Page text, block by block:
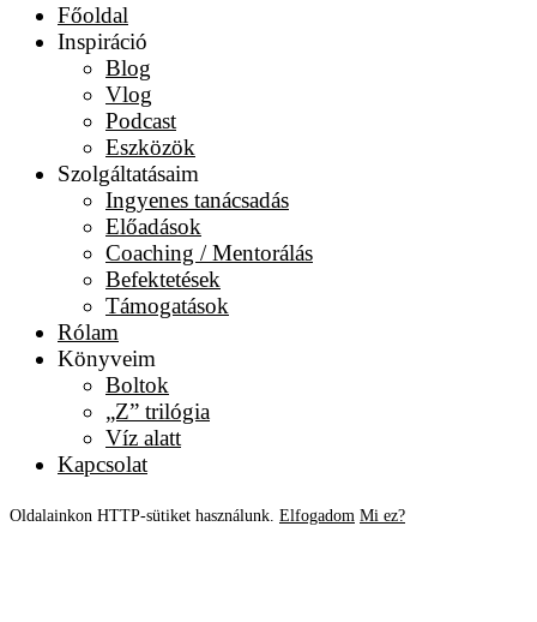
Főoldal
Inspiráció
Blog
Vlog
Podcast
Eszközök
Szolgáltatásaim
Ingyenes tanácsadás
Előadások
Coaching / Mentorálás
Befektetések
Támogatások
Rólam
Könyveim
Boltok
„Z” trilógia
Víz alatt
Kapcsolat
Oldalainkon HTTP-sütiket használunk. Elfogadom Mi ez?